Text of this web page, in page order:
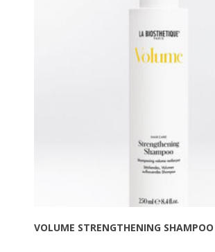
VOLUME STRENGTHENING